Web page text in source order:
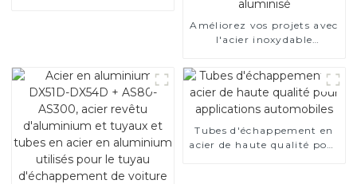
Améliorez vos projets avec
l'acier inoxydable
Tubes d'échappement en
acier de haute qualité pour